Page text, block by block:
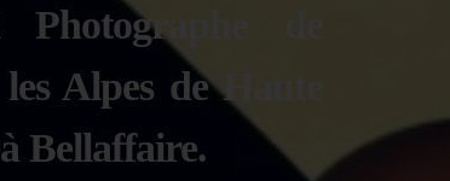
de
Alpes de Haute
Bellaffaire.